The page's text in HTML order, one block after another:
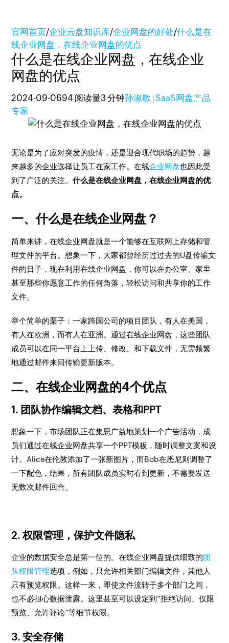
官网首页/企业云盘知识库/企业网盘的好处/什么是在
线企业网盘，在线企业网盘的优点
什么是在线企业网盘，在线企业
网盘的优点
2024-09-0694 阅读量3 分钟孙淑敏 | SaaS网盘产品
专家
无论是为了应对突发的疫情，还是迎合现代职场的趋势，越
来越多的企业选择让员工在家工作。在线企业网盘也因此受
到了广泛的关注。什么是在线企业网盘，在线企业网盘的优
点。
一、什么是在线企业网盘？
简单来讲，在线企业网盘就是一个能够在互联网上存储和管
理文件的平台。想象一下，大家都曾经历过过去的U盘传输文
件的日子，现在利用在线企业网盘，你可以在办公室、家里
甚至那些你愿意工作的任何角落，轻松访问和共享你的工作
文件。
举个简单的栗子：一家跨国公司的项目团队，有人在美国，
有人在欧洲，而有人在亚洲。通过在线企业网盘，这些团队
成员可以在同一平台上上传、修改、和下载文件，无需频繁
地通过邮件来回传输更新版本。
二、在线企业网盘的4个优点
1. 团队协作编辑文档、表格和PPT
想象一下，市场团队正在集思广益地策划一个广告活动，成
员们通过在线企业网盘共享一个PPT模板，随时调整文案和设
计。Alice在伦敦添加了一张新图片，而Bob在悉尼则调整了
一下配色，结果，所有团队成员实时看到更新，不需要发送
无数次邮件回合。
2. 权限管理，保护文件隐私
企业的数据安全总是第一位的。在线企业网盘提供细致的团
队权限管理选项，例如，只允许相关部门编辑文件，其他人
只有预览权限。这样一来，即使文件流转于多个部门之间，
也不必担心数据泄露。这里甚至可以设定到“拒绝访问、仅限
预览、允许评论”等细节权限。
3. 安全存储